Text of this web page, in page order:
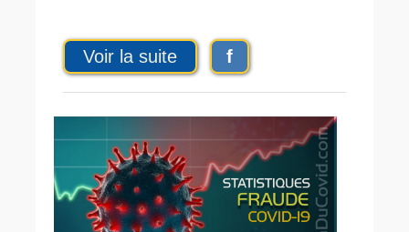
Voir la suite f